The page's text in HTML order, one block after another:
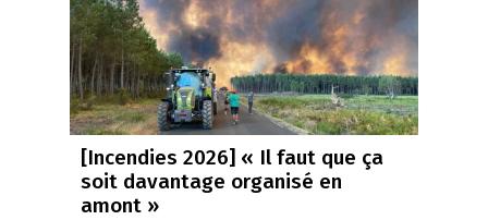
[Incendies 2026] « Il faut que ça
soit davantage organisé en
amont »